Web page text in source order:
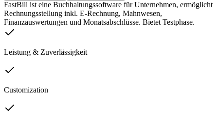
FastBill ist eine Buchhaltungssoftware für Unternehmen, ermöglicht
Rechnungsstellung inkl. E-Rechnung, Mahnwesen,
Finanzauswertungen und Monatsabschlüsse. Bietet Testphase.
Leistung & Zuverlässigkeit
Customization